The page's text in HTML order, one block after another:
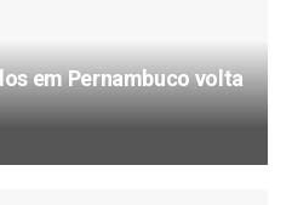
em Pernambuco volta